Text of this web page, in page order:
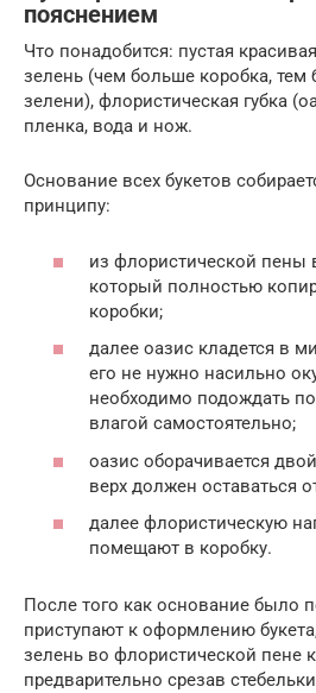
пояснением
Что понадобится: пустая
зелень (чем больше коробка, тем
зелени), флористическая губка
пленка, вода и нож.
Основание всех букетов
принципу:
из флористической пены
который полностью
коробки;
далее оазис кладется в
его не нужно насильно
необходимо подождать
влагой самостоятельно;
оазис оборачивается
верх должен оставаться
далее флористическую
помещают в коробку.
После того как основание было
приступают к оформлению
зелень во флористической пене
предварительно срезав